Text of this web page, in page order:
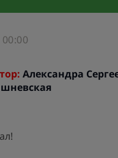
Александра